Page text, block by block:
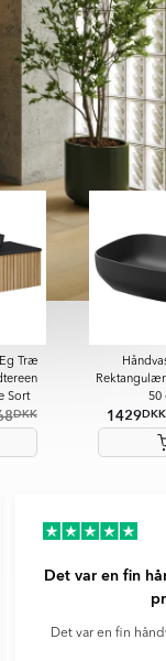
Træ
Sort
DKK
50
1429DKK
Det var en fin
Det var en fin